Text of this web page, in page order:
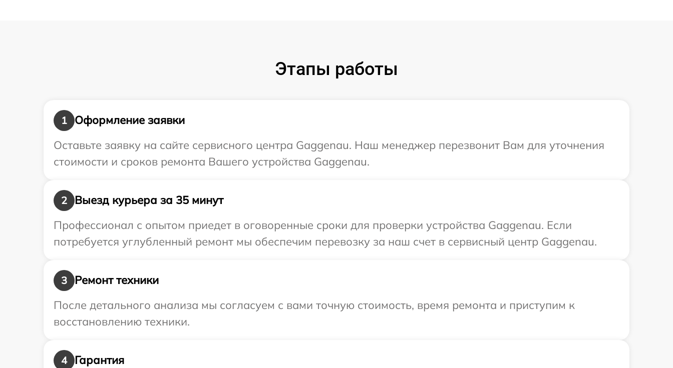
Этапы работы
1
Оформление заявки
Оставьте заявку на сайте сервисного центра Gaggenau. Наш менеджер перезвонит Вам для уточнения
стоимости и сроков ремонта Вашего устройства Gaggenau.
2
Выезд курьера за 35 минут
Профессионал с опытом приедет в оговоренные сроки для проверки устройства Gaggenau. Если
потребуется углубленный ремонт мы обеспечим перевозку за наш счет в сервисный центр Gaggenau.
3
Ремонт техники
После детального анализа мы согласуем с вами точную стоимость, время ремонта и приступим к
восстановлению техники.
4
Гарантия